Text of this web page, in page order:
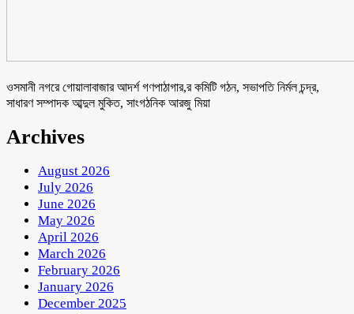
ওসমানী নগরে গোয়ালাবাজার আদর্শ গণপাঠাগার,র কমিটি গঠন, সভাপতি নির্মল চন্দ্র,
সাধারণ সম্পাদক আব্দুল মুকিত, সাংগঠনিক আরজু মিয়া
Archives
August 2026
July 2026
June 2026
May 2026
April 2026
March 2026
February 2026
January 2026
December 2025